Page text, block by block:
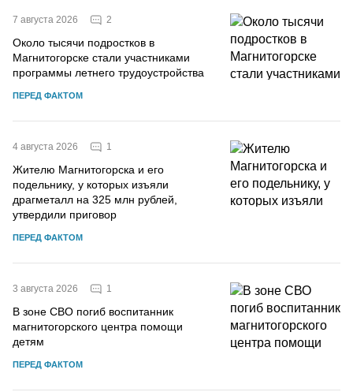
7 августа 2026 2
Около тысячи подростков в
Магнитогорске стали участниками
программы летнего трудоустройства
ПЕРЕД ФАКТОМ
4 августа 2026 1
Жителю Магнитогорска и его
подельнику, у которых изъяли
драгметалл на 325 млн рублей,
утвердили приговор
ПЕРЕД ФАКТОМ
3 августа 2026 1
В зоне СВО погиб воспитанник
магнитогорского центра помощи
детям
ПЕРЕД ФАКТОМ